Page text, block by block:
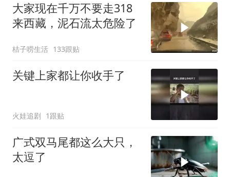
大家现在千万不要走318
来西藏，泥石流太危险了
桔子唠生活 133跟贴
关键上家都让你收手了
火娃追剧 1跟贴
广式双马尾都这么大只，
太逗了